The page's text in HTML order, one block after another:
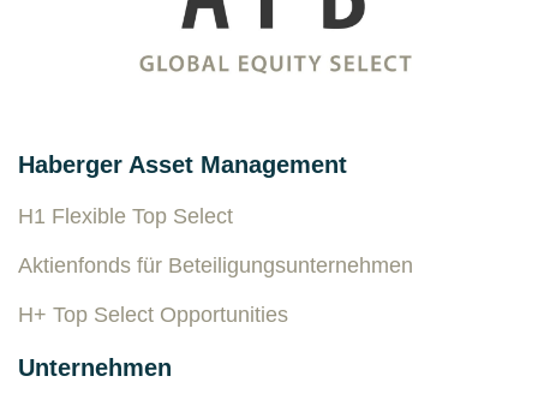
Haberger Asset Management
H1 Flexible Top Select
Aktienfonds für Beteiligungsunternehmen
H+ Top Select Opportunities
Unternehmen